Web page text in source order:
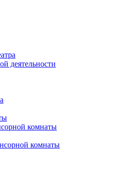
деятельности
комнаты
комнаты